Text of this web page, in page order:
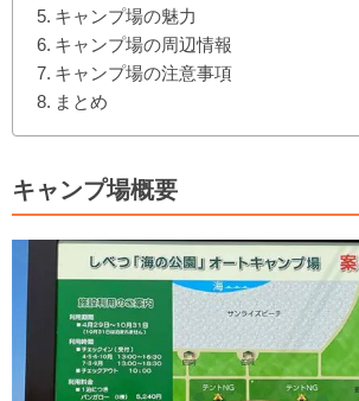
キャンプ場の魅力
キャンプ場の周辺情報
キャンプ場の注意事項
まとめ
キャンプ場概要